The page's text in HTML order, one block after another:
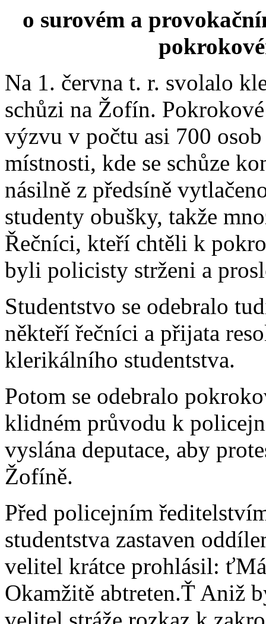
o surovém a
Na 1. června t. r. svolalo
schůzi na Žofín.
výzvu v počtu asi 700
místnosti, kde se schůze
násilně z předsíně
studenty obušky, takže
Řečníci, kteří chtěli k
byli policisty strženi a
Studentstvo se odebralo
někteří řečníci a přijata
klerikálního studentstva.
Potom se odebralo
klidném průvodu k
vyslána deputace, aby
Žofíně.
Před policejním
studentstva zastaven
velitel krátce prohlásil:
Okamžitě abtreten.Ť Aniž